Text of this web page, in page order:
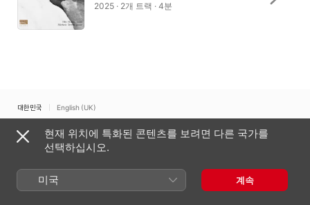
2025 · 2개 트랙 · 4분
대한민국 English (UK)
Copyright © 2026 Apple Inc. 모든 권리 보유.
인터넷 서비스 약관
Apple Music 및 개인정보 보호
현재 위치에 특화된 콘텐츠를 보려면 다른 국가를
선택하십시오.
미국 계속